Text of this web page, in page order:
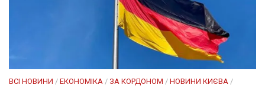
ВСІ НОВИНИ / ЕКОНОМІКА / ЗА КОРДОНОМ / НОВИНИ КИЄВА /